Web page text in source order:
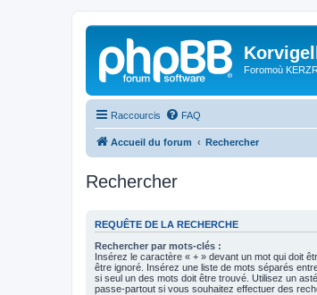
Foromoù
Raccourcis FAQ
Accueil du forum Rechercher
Rechercher
REQUÊTE DE LA RECHERCHE
Rechercher par mots-clés :
Insérez le caractère « + » devant un mot qui doit
être ignoré. Insérez une liste de mots séparés
si seul un des mots doit être trouvé. Utilisez un
passe-partout si vous souhaitez effectuer des